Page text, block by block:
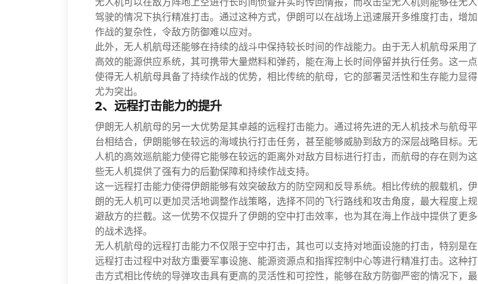
驾驶的情况下执行精准打击。通过这种方式，伊朗可以在战场上迅速展开多维度打击，增加
作战的复杂性，令敌方防御难以应对。
此外，无人机航母还能够在持续的战斗中保持较长时间的作战能力。由于无人机航母采用了
高效的能源供应系统，其可携带大量燃料和弹药，能在海上长时间停留并执行任务。这一点
使得无人机航母具备了持续作战的优势，相比传统的航母，它的部署灵活性和生存能力显得
尤为突出。
2、远程打击能力的提升
伊朗无人机航母的另一大优势是其卓越的远程打击能力。通过将先进的无人机技术与航母平
台相结合，伊朗能够在较远的海域执行打击任务，甚至能够威胁到敌方的深层战略目标。无
人机的高效巡航能力使得它能够在较远的距离外对敌方目标进行打击，而航母的存在则为这
些无人机提供了强有力的后勤保障和持续作战支持。
这一远程打击能力使得伊朗能够有效突破敌方的防空网和反导系统。相比传统的舰载机，伊
朗的无人机可以更加灵活地调整作战策略，选择不同的飞行路线和攻击角度，最大程度上规
避敌方的拦截。这一优势不仅提升了伊朗的空中打击效率，也为其在海上作战中提供了更多
的战术选择。
无人机航母的远程打击能力不仅限于空中打击，其也可以支持对地面设施的打击，特别是在
远程打击过程中对敌方重要军事设施、能源资源点和指挥控制中心等进行精准打击。这种打
击方式相比传统的导弹攻击具有更高的灵活性和可控性，能够在敌方防御严密的情况下，最